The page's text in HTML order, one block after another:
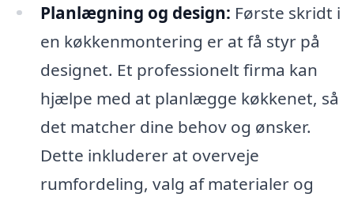
Planlægning og design: Første skridt i
en køkkenmontering er at få styr på
designet. Et professionelt firma kan
hjælpe med at planlægge køkkenet, så
det matcher dine behov og ønsker.
Dette inkluderer at overveje
rumfordeling, valg af materialer og